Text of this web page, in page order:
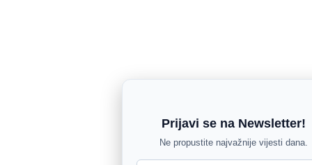
Prijavi se na Newsletter!
Ne propustite najvažnije vijesti dana.